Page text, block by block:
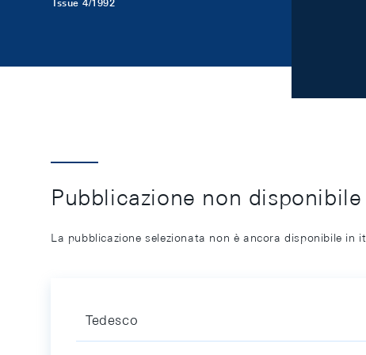
Issue 4/1992
Pubblicazione non
La pubblicazione selezionata non è ancora disponibile in
Tedesco